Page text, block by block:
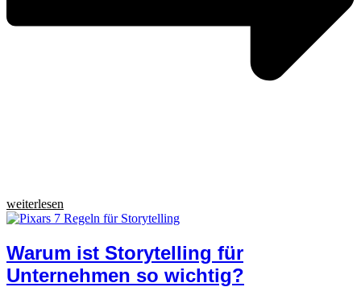
weiterlesen
Warum ist Storytelling für
Unternehmen so wichtig?